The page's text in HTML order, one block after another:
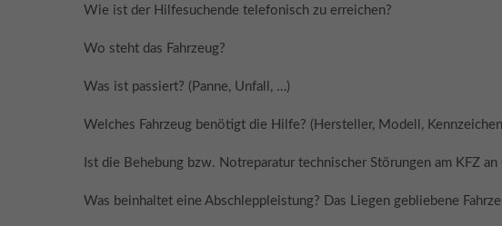
Wie ist der Hilfesuchende telefonisch zu erreichen?
Wo steht das Fahrzeug?
Was ist passiert? (Panne, Unfall, …)
Welches Fahrzeug benötigt die Hilfe? (Hersteller, Modell,
Ist die Behebung bzw. Notreparatur technischer Störungen am KFZ
Was beinhaltet eine Abschleppleistung? Das Liegen gebliebene